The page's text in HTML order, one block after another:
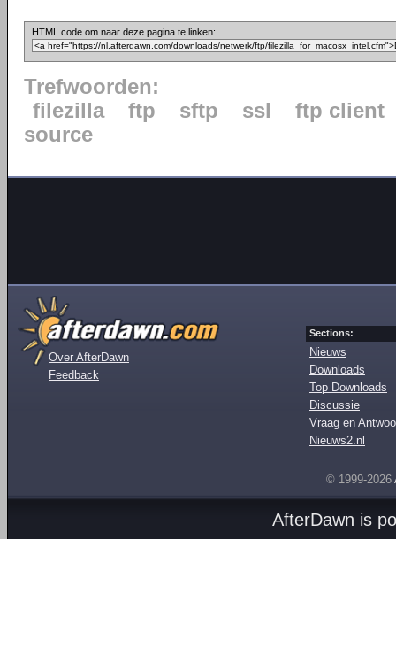
HTML code om naar deze pagina te linken:
Trefwoorden:
filezilla
ftp sftp ssl
ftp client
source
Over AfterDawn
Feedback
Sections:
Nieuws
Downloads
Top Downloads
Discussie
Vraag en
Nieuws2.nl
© 1999-2026
AfterDawn is